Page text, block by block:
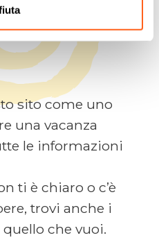
sito come uno
una vacanza
le informazioni
ti è chiaro o c’è
trovi anche i
che vuoi.